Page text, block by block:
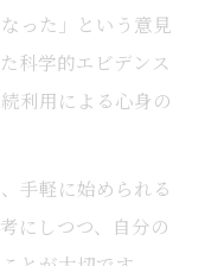
った」という意見
科学的エビデンス
利用による心身の
手軽に始められる
にしつつ、自分の